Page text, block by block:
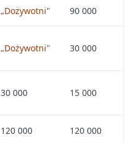
„Dożywotni" 90 000
„Dożywotni" 30 000
30 000 15 000
120 000 120 000